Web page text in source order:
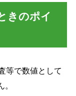
きのポイ
等で数値として